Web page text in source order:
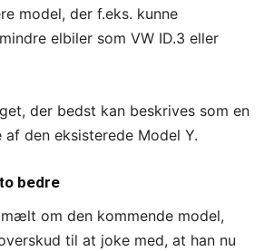
model, der f.eks. kunne
elbiler som VW ID.3 eller
der bedst kan beskrives som en
den eksisterede Model Y.
bedre
om den kommende model,
til at joke med, at han nu